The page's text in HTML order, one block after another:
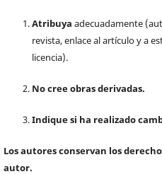
Atribuya adecuadamente
revista, enlace al artículo y a
licencia).
No cree obras derivadas.
Indique si ha realizado
Los autores conservan los
autor.